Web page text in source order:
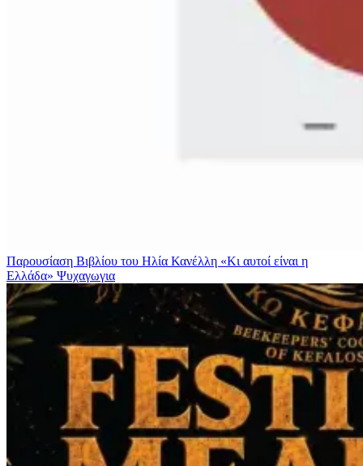
Παρουσίαση Βιβλίου του Ηλία Κανέλλη «Κι αυτοί είναι η
Ελλάδα» Ψυχαγωγια